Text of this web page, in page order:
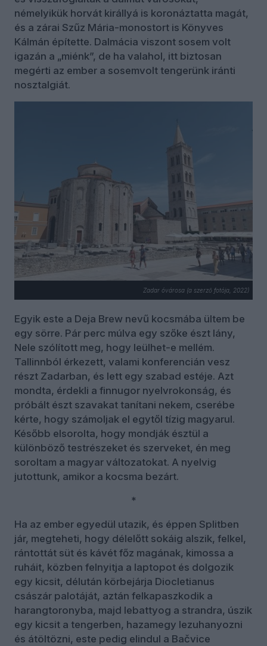
némelyikük horvát királlyá is koronáztatta magát,
és a zárai Szűz Mária-monostort is Könyves
Kálmán építette. Dalmácia viszont sosem volt
igazán a „miénk”, de ha valahol, itt biztosan
megérti az ember a sosemvolt tengerünk iránti
nosztalgiát.
Zadar óvárosa (a szerző fotója, 2022)
Egyik este a Deja Brew nevű kocsmába ültem be
egy sörre. Pár perc múlva egy szőke észt lány,
Nele szólított meg, hogy leülhet-e mellém.
Tallinnból érkezett, valami konferencián vesz
részt Zadarban, és lett egy szabad estéje. Azt
mondta, érdekli a finnugor nyelvrokonság, és
próbált észt szavakat tanítani nekem, cserébe
kérte, hogy számoljak el egytől tízig magyarul.
Később elsorolta, hogy mondják észtül a
különböző testrészeket és szerveket, én meg
soroltam a magyar változatokat. A nyelvig
jutottunk, amikor a kocsma bezárt.
*
Ha az ember egyedül utazik, és éppen Splitben
jár, megteheti, hogy délelőtt sokáig alszik, felkel,
rántottát süt és kávét főz magának, kimossa a
ruháit, közben felnyitja a laptopot és dolgozik
egy kicsit, délután körbejárja Diocletianus
császár palotáját, aztán felkapaszkodik a
harangtoronyba, majd lebattyog a strandra, úszik
egy kicsit a tengerben, hazamegy lezuhanyozni
és átöltözni, este pedig elindul a Bačvice